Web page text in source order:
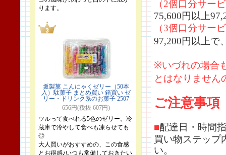
ります。
坂製菓 こんにゃくゼリー（50本
入）駄菓子 まとめ買い 箱買い ゼ
リー・ドリンク系のお菓子 2507
656円(税抜 607円)
ツルって食べれる5色のゼリー。冷
蔵庫で冷やして食べも凍らせても
◎
大人買いがおすすめの、この食感
とお得感♪いつも常備しておきたい
（2個口分サー
75,600円以上
（3個口分サー
97,200円以上で
※いづれの場合
とはなりません
ご注意事項
■配達日・時間
買い物ステップ
い。